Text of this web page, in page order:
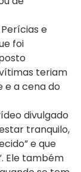
e
foi
teriam
e a cena do
divulgado
tranquilo,
e que
Ele também